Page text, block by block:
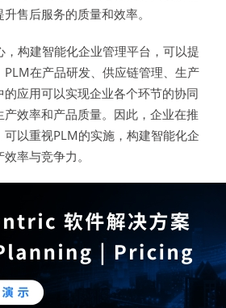
售后服务的质量和效率。
构建智能化企业管理平台，可以提
在产品研发、供应链管理、生产
应用可以实现企业各个环节的协同
效率和产品质量。因此，企业在推
以重视PLM的实施，构建智能化企
率与竞争力。